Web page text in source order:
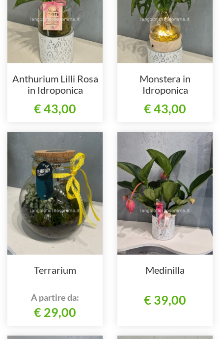
Anthurium Lilli Rosa
in Idroponica
€ 43,00
Monstera in
Idroponica
€ 43,00
Terrarium
A partire da:
€ 29,00
Medinilla
€ 39,00